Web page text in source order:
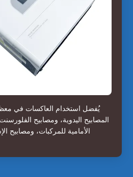
يُفضل استخدام العاكسات في
الأمامية للمركبات، ومصابيح